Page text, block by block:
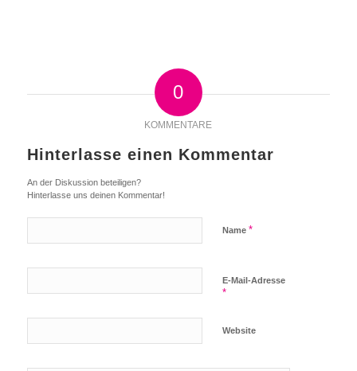
0
KOMMENTARE
Hinterlasse einen Kommentar
An der Diskussion beteiligen?
Hinterlasse uns deinen Kommentar!
Name *
E-Mail-Adresse
*
Website